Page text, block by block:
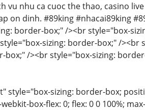
vu nhu ca cuoc the thao, casino
on dinh. #89king #nhacai89king
border-box;" /><br style="box-
sizing: border-box;" /><br
box;" /><br style="box-sizing:
style="box-sizing: border-box;
box-flex: 0; flex: 0 0 100%;